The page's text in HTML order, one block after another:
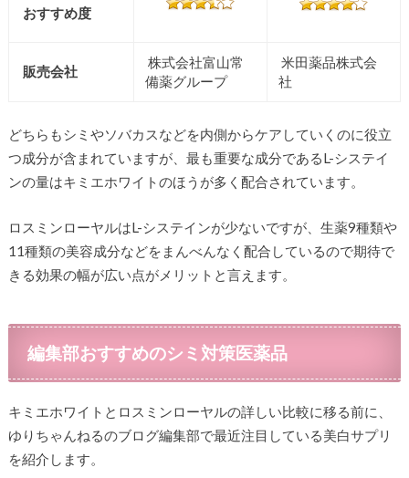
おすすめ度
販売会社
株式会社富山常
備薬グループ
米田薬品株式会
社
どちらもシミやソバカスなどを内側からケアしていくのに役立
つ成分が含まれていますが、最も重要な成分であるL-システイ
ンの量はキミエホワイトのほうが多く配合されています。
ロスミンローヤルはL-システインが少ないですが、生薬9種類や
11種類の美容成分などをまんべんなく配合しているので期待で
きる効果の幅が広い点がメリットと言えます。
編集部おすすめのシミ対策医薬品
キミエホワイトとロスミンローヤルの詳しい比較に移る前に、
ゆりちゃんねるのブログ編集部で最近注目している美白サプリ
を紹介します。